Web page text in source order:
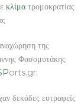
κλίμα τρομοκρατίας
της
Φασομυτάκης
orts.gr.
δεκάδες ευτραφείς